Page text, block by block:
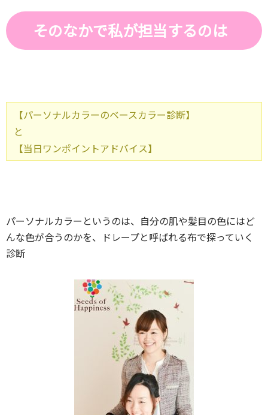
そのなかで私が担当するのは
【パーソナルカラーのベースカラー診断】
と
【当日ワンポイントアドバイス】
パーソナルカラーというのは、自分の肌や髪目の色にはど
んな色が合うのかを、ドレープと呼ばれる布で探っていく
診断